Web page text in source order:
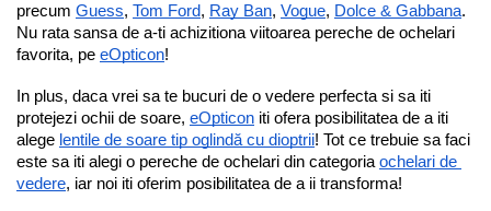
precum Guess, Tom Ford, Ray Ban, Vogue, Dolce & Gabbana.
Nu rata sansa de a-ti achizitiona viitoarea pereche de ochelari
favorita, pe eOpticon!
In plus, daca vrei sa te bucuri de o vedere perfecta si sa iti
protejezi ochii de soare, eOpticon iti ofera posibilitatea de a iti
alege lentile de soare tip oglindă cu dioptrii! Tot ce trebuie sa faci
este sa iti alegi o pereche de ochelari din categoria ochelari de
vedere, iar noi iti oferim posibilitatea de a ii transforma!